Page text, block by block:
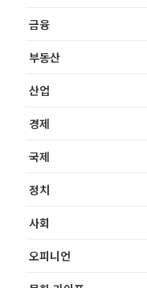
금융
부동산
산업
경제
국제
정치
사회
오피니언